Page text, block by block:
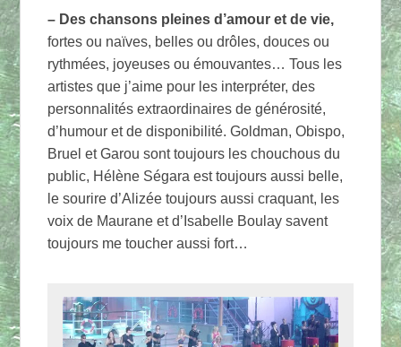
– Des chansons pleines d’amour et de vie,
fortes ou naïves, belles ou drôles, douces ou
rythmées, joyeuses ou émouvantes… Tous les
artistes que j’aime pour les interpréter, des
personnalités extraordinaires de générosité,
d’humour et de disponibilité. Goldman, Obispo,
Bruel et Garou sont toujours les chouchous du
public, Hélène Ségara est toujours aussi belle,
le sourire d’Alizée toujours aussi craquant, les
voix de Maurane et d’Isabelle Boulay savent
toujours me toucher aussi fort…